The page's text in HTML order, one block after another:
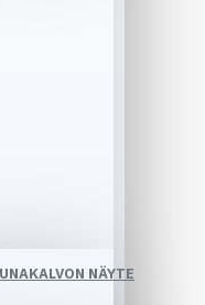
NÄYTE